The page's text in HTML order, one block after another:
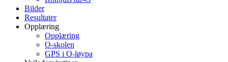
Bilder
Resultater
Opplæring
Opplæring
O-skolen
GPS i O-løypa